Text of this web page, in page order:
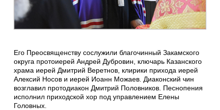
Его Преосвященству сослужили благочинный Закамского
округа протоиерей Андрей Дубровин, ключарь Казанского
храма иерей Дмитрий Веретнов, клирики прихода иерей
Алексий Носов и иерей Иоанн Можаев. Диаконский чин
возглавил протодиакон Дмитрий Половников. Песнопения
исполнил приходской хор под управлением Елены
Головных.